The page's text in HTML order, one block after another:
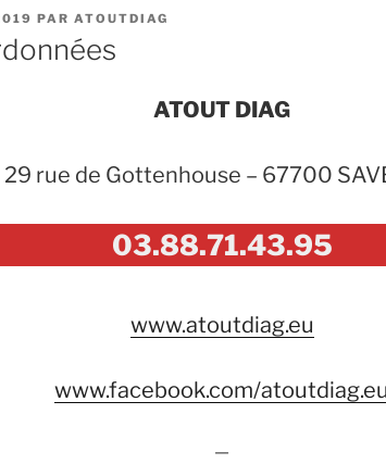
PAR ATOUTDIAG
ATOUT DIAG
29 rue de Gottenhouse – 67700
03.88.71.43.95
www.atoutdiag.eu
www.facebook.com/atoutdiag.eu
—